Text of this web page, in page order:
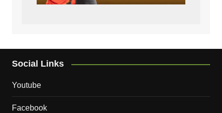
Social Links
Youtube
Facebook